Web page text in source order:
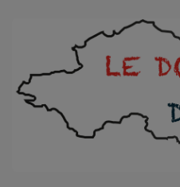
AGENDA CULTUREL - ALLIER
INFOS POP ROCK
La Radio
EMISSIONS